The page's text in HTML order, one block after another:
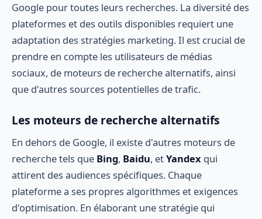
Google pour toutes leurs recherches. La diversité des
plateformes et des outils disponibles requiert une
adaptation des stratégies marketing. Il est crucial de
prendre en compte les utilisateurs de médias
sociaux, de moteurs de recherche alternatifs, ainsi
que d'autres sources potentielles de trafic.
Les moteurs de recherche alternatifs
En dehors de Google, il existe d'autres moteurs de
recherche tels que Bing, Baidu, etYandex qui
attirent des audiences spécifiques. Chaque
plateforme a ses propres algorithmes et exigences
d'optimisation. En élaborant une stratégie qui